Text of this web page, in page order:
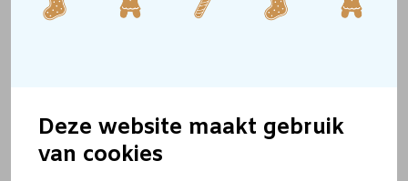
Deze website maakt gebruik
van cookies